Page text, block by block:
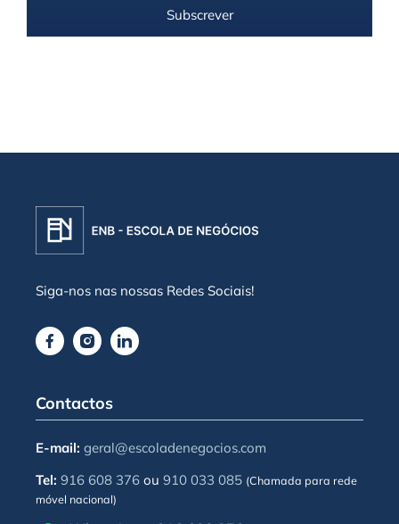
Subscrever
Siga-nos nas nossas Redes Sociais!
Contactos
E-mail: geral@escoladenegocios.com
Tel: 916 608 376ou 910 033 085 (Chamada para rede
móvel nacional)